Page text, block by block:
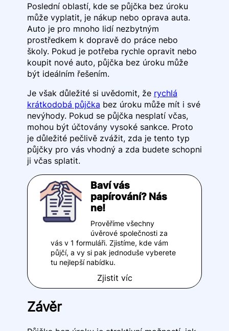
Poslední oblastí, kde se půjčka bez úroku
může vyplatit, je nákup nebo oprava auta.
Auto je pro mnoho lidí nezbytným
prostředkem k dopravě do práce nebo
školy. Pokud je potřeba rychle opravit nebo
koupit nové auto, půjčka bez úroku může
být ideálním řešením.
Je však důležité si uvědomit, že rychlá
krátkodobá půjčka bez úroku může mít i své
nevýhody. Pokud se půjčka nesplatí včas,
mohou být účtovány vysoké sankce. Proto
je důležité pečlivě zvážit, zda je tento typ
půjčky pro vás vhodný a zda budete schopni
ji včas splatit.
Baví vás
papírování? Nás
ne!
Prověříme všechny
úvěrové společnosti za
vás v 1 formuláři. Zjistíme, kde vám
půjčí, a vy si pak jednoduše vyberete
tu nejlepší nabídku.
Zjistit víc
Závěr